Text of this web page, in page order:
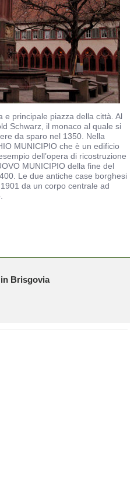
e principale piazza della città. Al
Schwarz, il monaco al quale si
da sparo nel 1350. Nella
MUNICIPIO che è un edificio
dell’opera di ricostruzione
MUNICIPIO della fine del
Le due antiche case borghesi
da un corpo centrale ad
Brisgovia